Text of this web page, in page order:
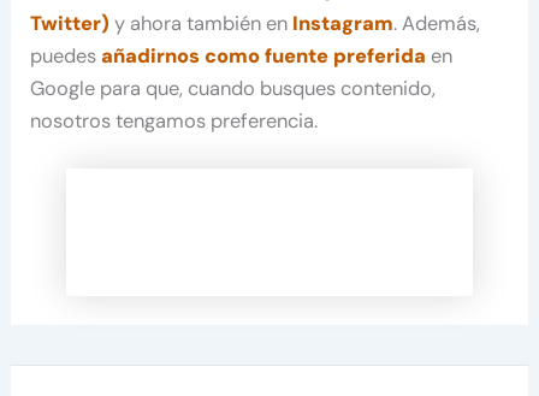
Twitter) y ahora también en Instagram. Además,
puedesañadirnos como fuente preferida en
Google para que, cuando busques contenido,
nosotros tengamos preferencia.